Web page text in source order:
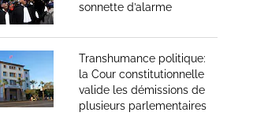
sonnette d’alarme
Transhumance politique:
la Cour constitutionnelle
valide les démissions de
plusieurs parlementaires